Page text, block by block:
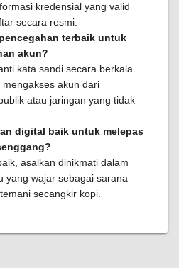
kredensial yang valid
secara resmi.
terbaik untuk
akun?
kata sandi secara berkala
akun dari
atau jaringan yang tidak
digital baik untuk melepas
asalkan dinikmati dalam
yang wajar sebagai sarana
secangkir kopi.